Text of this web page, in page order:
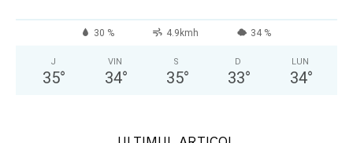
30 % 4.9kmh 34 %
J
35°
VIN
34°
S
35°
D
33°
LUN
34°